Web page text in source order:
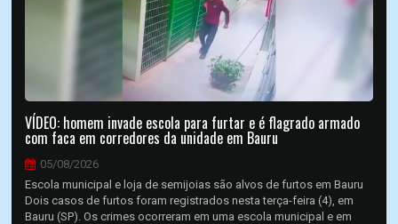
VÍDEO: homem invade escola para furtar e é flagrado armado
com faca em corredores da unidade em Bauru
05/08/2026
Escola municipal e loja de semijoias são alvos de furtos em Bauru
Dois casos de furtos foram registrados nesta terça-feira (4), em
Bauru (SP). Os crimes ocorreram em uma escola municipal e em